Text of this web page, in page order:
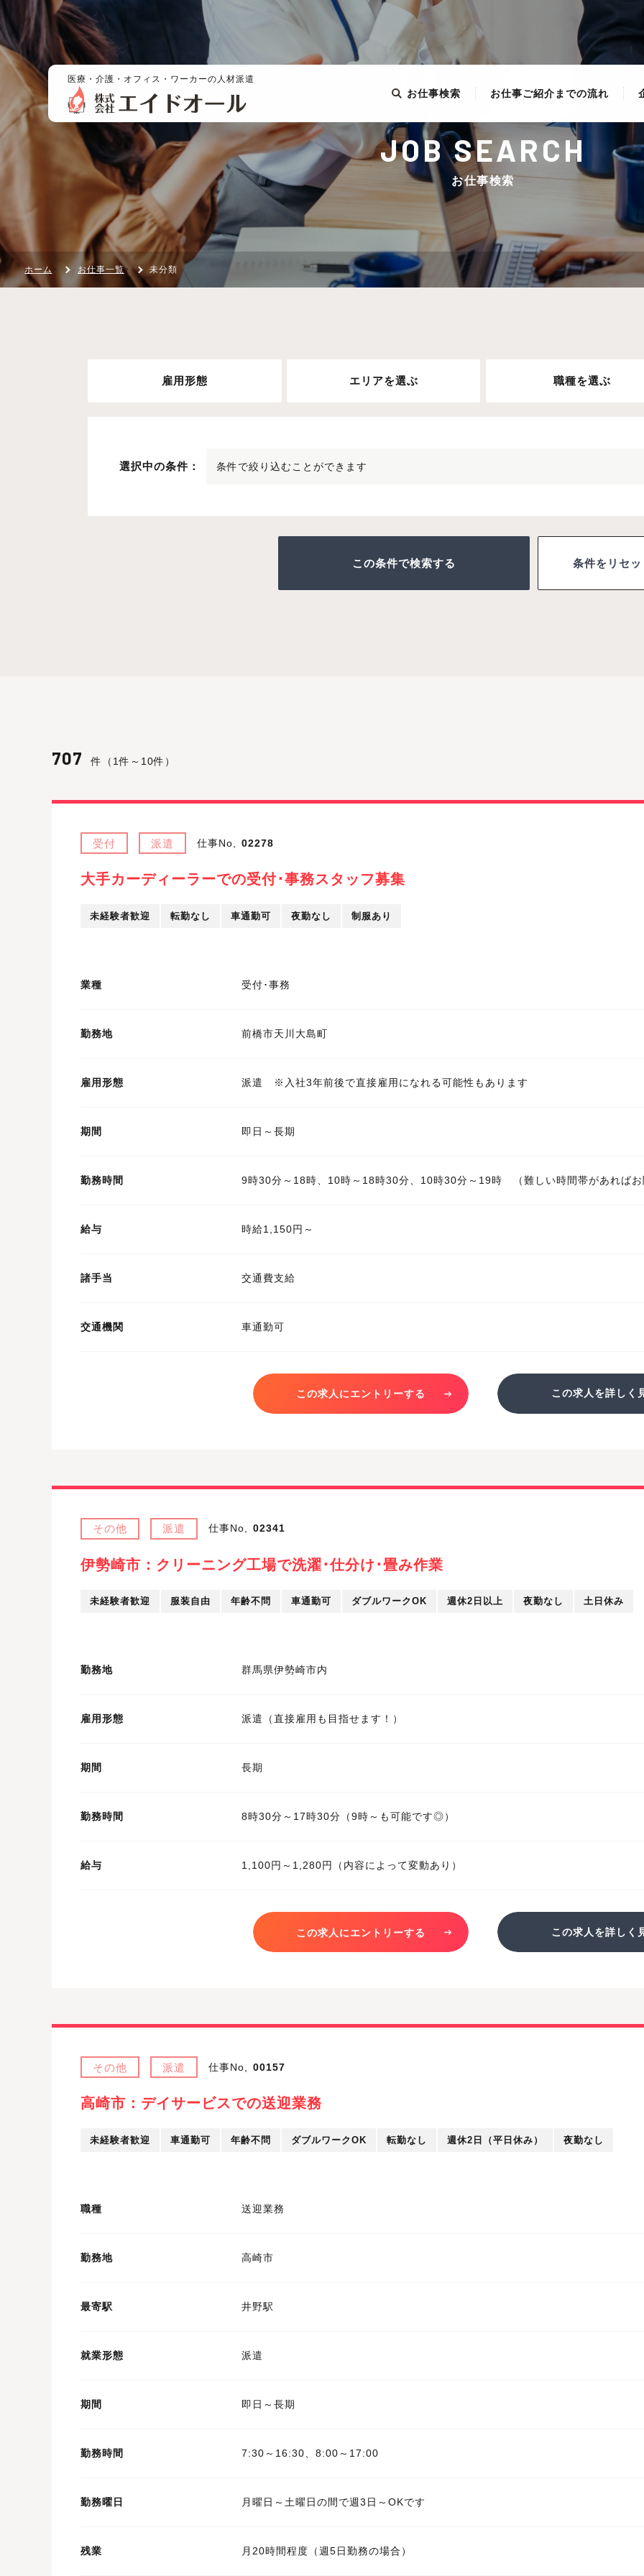
医療・介護・オフィス・ワーカーの人材派遣
お仕事検索 お仕事ご紹介までの流れ
JOB SEARCH
お仕事検索
ホーム > お仕事一覧> 未分類
雇用形態 エリアを選ぶ 職種を選ぶ
選択中の条件： 条件で絞り込むことができます
条件をリセッ
707 件（1件～10件）
受付 派遣 仕事No, 02278
大手カーディーラーでの受付･事務スタッフ募集
未経験者歓迎 転勤なし 車通勤可 夜勤なし 制服あり
業種 受付･事務
勤務地 前橋市天川大島町
雇用形態 派遣 ※入社3年前後で直接雇用になれる可能性もあります
期間 即日～長期
勤務時間 9時30分～18時、10時～18時30分、10時30分～19時 （難しい時間帯があればお
給与 時給1,150円～
諸手当 交通費支給
交通機関 車通勤可
この求人にエントリーする この求人を詳しく
その他 派遣 仕事No, 02341
伊勢崎市：クリーニング工場で洗濯･仕分け･畳み作業
未経験者歓迎 服装自由 年齢不問 車通勤可 ダブルワークOK 週休2日以上 夜勤なし 土日休み
勤務地 群馬県伊勢崎市内
雇用形態 派遣（直接雇用も目指せます！）
期間 長期
勤務時間 8時30分～17時30分（9時～も可能です◎）
給与 1,100円～1,280円（内容によって変動あり）
この求人にエントリーする この求人を詳しく
その他 派遣 仕事No, 00157
高崎市：デイサービスでの送迎業務
未経験者歓迎 車通勤可 年齢不問 ダブルワークOK 転勤なし 週休2日（平日休み） 夜勤なし
職種 送迎業務
勤務地 高崎市
最寄駅 井野駅
就業形態 派遣
期間 即日～長期
勤務時間 7:30～16:30、8:00～17:00
勤務曜日 月曜日～土曜日の間で週3日～OKです
残業 月20時間程度（週5日勤務の場合）